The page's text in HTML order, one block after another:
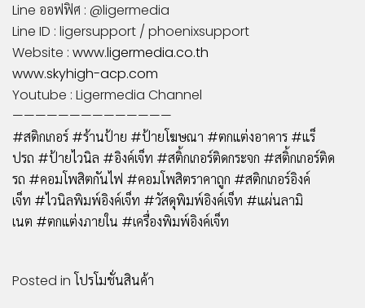
Line ออฟฟิศ : @ligermedia
Line ID : ligersupport / phoenixsupport
Website : www.ligermedia.co.th
www.skyhigh-acp.com
Youtube : Ligermedia Channel
——————————————
#สติกเกอร์ #ร้านป้าย #ป้ายโฆษณา #ตกแต่งอาคาร #แร็
ปรถ #ป้ายไวนิล #อิงค์เจ็ท #สติ้กเกอร์ติดกระจก #สติ้กเกอร์ติด
รถ #คอมโพสิตกันไฟ #คอมโพสิตราคาถูก #สติกเกอร์อิงค์
เจ็ท #ไวนิลพิมพ์อิงค์เจ็ท #วัสดุพิมพ์อิงค์เจ็ท #แผ่นลามิ
เนต #ตกแต่งภายใน #เครื่องพิมพ์อิงค์เจ็ท
Posted in โปรโมชั่นสินค้า